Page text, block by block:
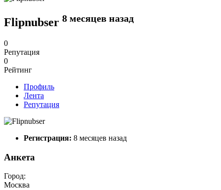
Flipnubser 8 месяцев назад
0
Репутация
0
Рейтинг
Профиль
Лента
Репутация
Регистрация: 8 месяцев назад
Анкета
Город:
Москва